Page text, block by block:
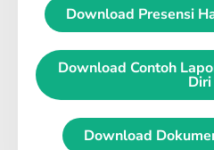
Download Presensi
Download Contoh
Diri
Download